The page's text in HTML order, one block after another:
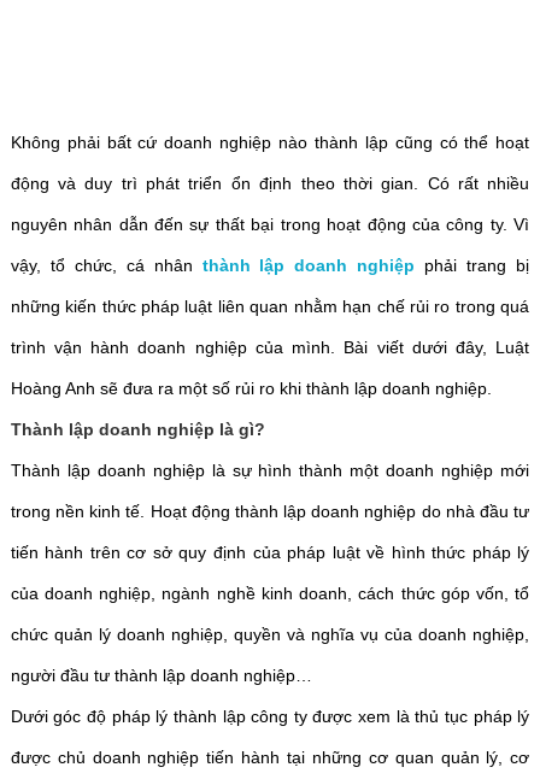
Không phải bất cứ doanh nghiệp nào thành lập cũng có thể hoạt
động và duy trì phát triển ổn định theo thời gian. Có rất nhiều
nguyên nhân dẫn đến sự thất bại trong hoạt động của công ty. Vì
vậy, tổ chức, cá nhân thành lập doanh nghiệp phải trang bị
những kiến thức pháp luật liên quan nhằm hạn chế rủi ro trong quá
trình vận hành doanh nghiệp của mình. Bài viết dưới đây, Luật
Hoàng Anh sẽ đưa ra một số rủi ro khi thành lập doanh nghiệp.
Thành lập doanh nghiệp là gì?
Thành lập doanh nghiệp là sự hình thành một doanh nghiệp mới
trong nền kinh tế. Hoạt động thành lập doanh nghiệp do nhà đầu tư
tiến hành trên cơ sở quy định của pháp luật về hình thức pháp lý
của doanh nghiệp, ngành nghề kinh doanh, cách thức góp vốn, tổ
chức quản lý doanh nghiệp, quyền và nghĩa vụ của doanh nghiệp,
người đầu tư thành lập doanh nghiệp…
Dưới góc độ pháp lý thành lập công ty được xem là thủ tục pháp lý
được chủ doanh nghiệp tiến hành tại những cơ quan quản lý, cơ